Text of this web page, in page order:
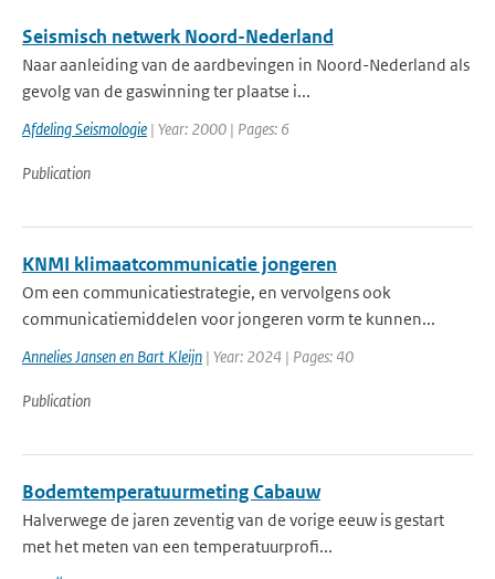
Seismisch netwerk Noord-Nederland
Naar aanleiding van de aardbevingen in Noord-Nederland als
gevolg van de gaswinning ter plaatse i...
Afdeling Seismologie | Year: 2000 | Pages: 6
Publication
KNMI klimaatcommunicatie jongeren
Om een communicatiestrategie, en vervolgens ook
communicatiemiddelen voor jongeren vorm te kunnen...
Annelies Jansen en Bart Kleijn | Year: 2024 | Pages: 40
Publication
Bodemtemperatuurmeting Cabauw
Halverwege de jaren zeventig van de vorige eeuw is gestart
met het meten van een temperatuurprofi...